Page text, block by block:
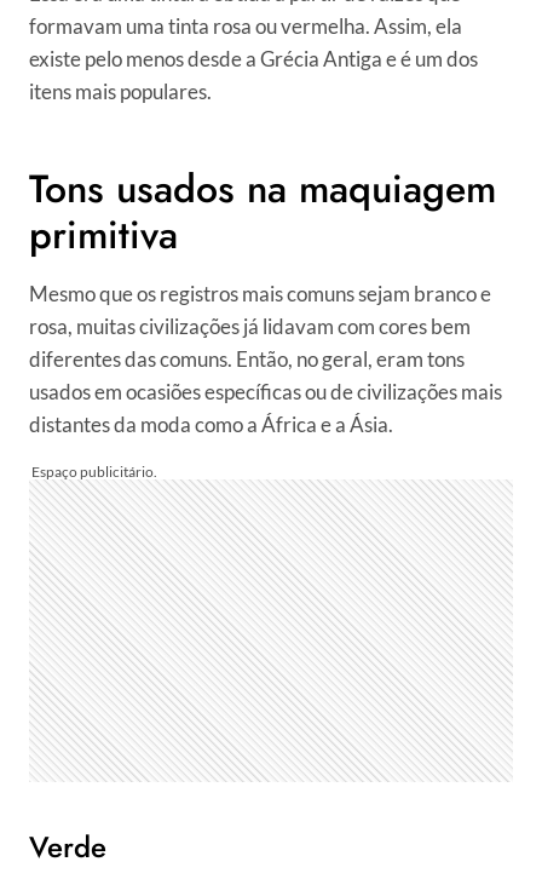
formavam uma tinta rosa ou vermelha. Assim, ela
existe pelo menos desde a Grécia Antiga e é um dos
itens mais populares.
Tons usados na maquiagem
primitiva
Mesmo que os registros mais comuns sejam branco e
rosa, muitas civilizações já lidavam com cores bem
diferentes das comuns. Então, no geral, eram tons
usados em ocasiões específicas ou de civilizações mais
distantes da moda como a África e a Ásia.
Verde